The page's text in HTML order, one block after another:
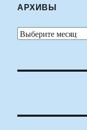
АРХИВЫ
Архивы